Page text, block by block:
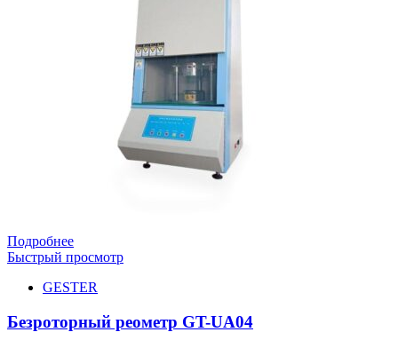
Подробнее
Быстрый просмотр
GESTER
Безроторный реометр GT-UA04